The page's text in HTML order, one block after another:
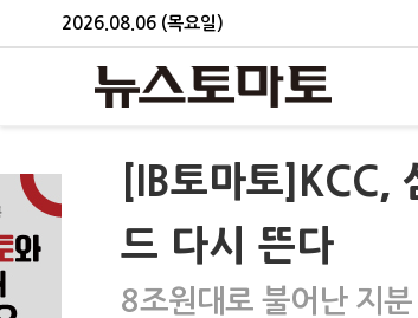
2026.08.06 (목요일)
[IB토마토
드 다시 뜬다
8조원대로 불어난 지